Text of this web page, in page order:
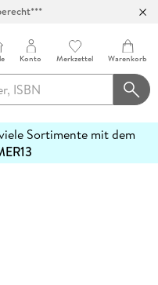
Konto Merkzettel Warenkorb
Sortimente mit dem